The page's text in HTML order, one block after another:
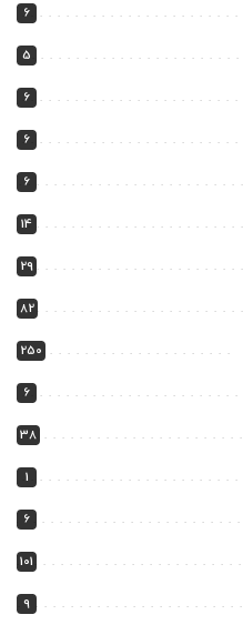
6
5
6
6
6
14
29
82
250
6
38
1
6
101
9